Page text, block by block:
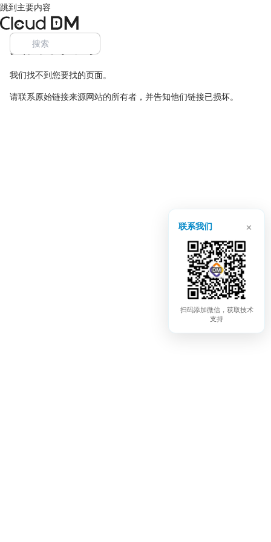
跳到主要内容
页面未找到
我们找不到您要找的页面。
请联系原始链接来源网站的所有者，并告知他们链接已损坏。
联系我们 ×
扫码添加微信，获取技术
支持